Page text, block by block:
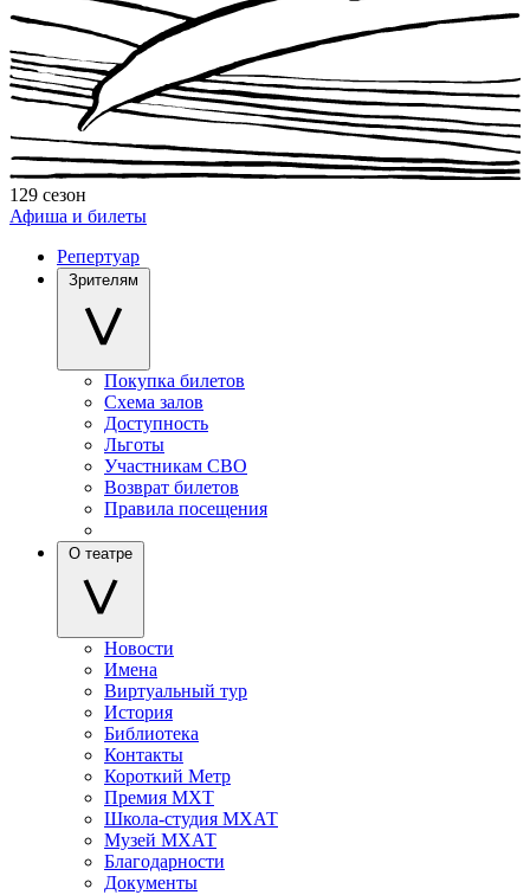
129 сезон
Афиша и билеты
Репертуар
Зрителям
Покупка билетов
Схема залов
Доступность
Льготы
Участникам СВО
Возврат билетов
Правила посещения
О театре
Новости
Имена
Виртуальный тур
История
Библиотека
Контакты
Короткий Метр
Премия МХТ
Школа-студия МХАТ
Музей МХАТ
Благодарности
Документы